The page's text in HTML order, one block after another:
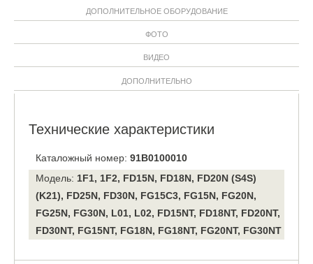
ДОПОЛНИТЕЛЬНОЕ ОБОРУДОВАНИЕ
ФОТО
ВИДЕО
ДОПОЛНИТЕЛЬНО
Технические характеристики
Каталожный номер: 91B0100010
Модель: 1F1, 1F2, FD15N, FD18N, FD20N (S4S)
(K21), FD25N, FD30N, FG15C3, FG15N, FG20N,
FG25N, FG30N, L01, L02, FD15NT, FD18NT, FD20NT,
FD30NT, FG15NT, FG18N, FG18NT, FG20NT, FG30NT